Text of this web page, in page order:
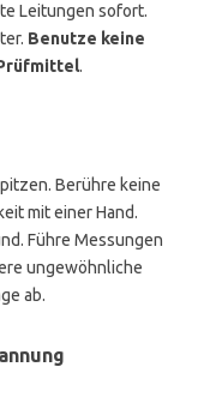
Leitungen sofort.
Benutze keine
.
Berühre keine
mit einer Hand.
Führe Messungen
ungewöhnliche
ab.